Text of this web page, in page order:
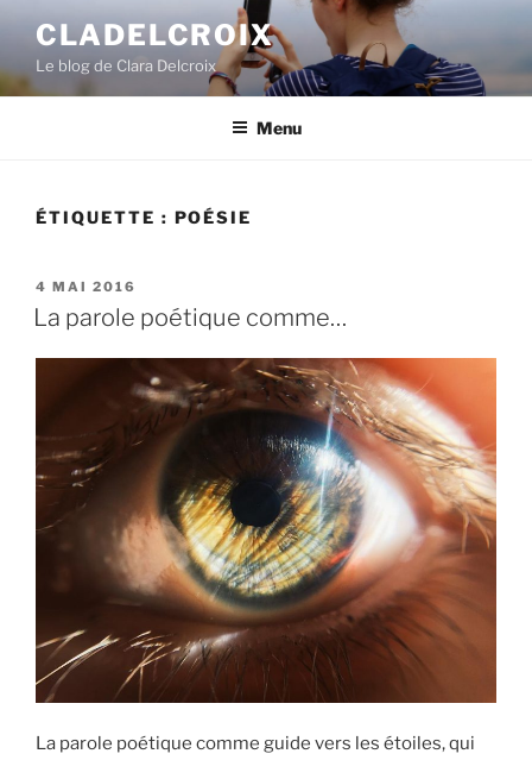
l
e
CLADELCROIX
Le blog de Clara Delcroix
Menu
ÉTIQUETTE : POÉSIE
P
U
B
E
4 MAI 2016
La parole poétique comme…
La parole poétique comme guide vers les étoiles, qui